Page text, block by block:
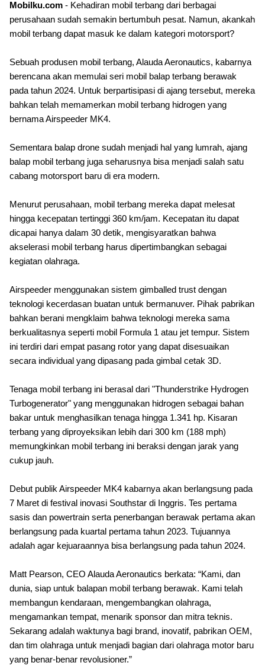
Mobilku.com - Kehadiran mobil terbang dari berbagai
perusahaan sudah semakin bertumbuh pesat. Namun, akankah
mobil terbang dapat masuk ke dalam kategori motorsport?
Sebuah produsen mobil terbang, Alauda Aeronautics, kabarnya
berencana akan memulai seri mobil balap terbang berawak
pada tahun 2024. Untuk berpartisipasi di ajang tersebut, mereka
bahkan telah memamerkan mobil terbang hidrogen yang
bernama Airspeeder MK4.
Sementara balap drone sudah menjadi hal yang lumrah, ajang
balap mobil terbang juga seharusnya bisa menjadi salah satu
cabang motorsport baru di era modern.
Menurut perusahaan, mobil terbang mereka dapat melesat
hingga kecepatan tertinggi 360 km/jam. Kecepatan itu dapat
dicapai hanya dalam 30 detik, mengisyaratkan bahwa
akselerasi mobil terbang harus dipertimbangkan sebagai
kegiatan olahraga.
Airspeeder menggunakan sistem gimballed trust dengan
teknologi kecerdasan buatan untuk bermanuver. Pihak pabrikan
bahkan berani mengklaim bahwa teknologi mereka sama
berkualitasnya seperti mobil Formula 1 atau jet tempur. Sistem
ini terdiri dari empat pasang rotor yang dapat disesuaikan
secara individual yang dipasang pada gimbal cetak 3D.
Tenaga mobil terbang ini berasal dari "Thunderstrike Hydrogen
Turbogenerator" yang menggunakan hidrogen sebagai bahan
bakar untuk menghasilkan tenaga hingga 1.341 hp. Kisaran
terbang yang diproyeksikan lebih dari 300 km (188 mph)
memungkinkan mobil terbang ini beraksi dengan jarak yang
cukup jauh.
Debut publik Airspeeder MK4 kabarnya akan berlangsung pada
7 Maret di festival inovasi Southstar di Inggris. Tes pertama
sasis dan powertrain serta penerbangan berawak pertama akan
berlangsung pada kuartal pertama tahun 2023. Tujuannya
adalah agar kejuaraannya bisa berlangsung pada tahun 2024.
Matt Pearson, CEO Alauda Aeronautics berkata: “Kami, dan
dunia, siap untuk balapan mobil terbang berawak. Kami telah
membangun kendaraan, mengembangkan olahraga,
mengamankan tempat, menarik sponsor dan mitra teknis.
Sekarang adalah waktunya bagi brand, inovatif, pabrikan OEM,
dan tim olahraga untuk menjadi bagian dari olahraga motor baru
yang benar-benar revolusioner.”